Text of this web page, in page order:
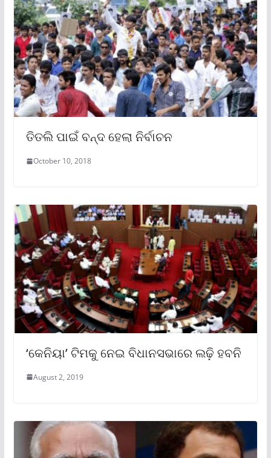
ତିତଲି ପାଇଁ ବନ୍ଦ ହେଲା ନିର୍ବାଚନ
October 10, 2018
‘କେନିୟା’ ଟିମକୁ ନେଇ ବିଧାନସଭାରେ ଲଢ଼ି ହବନି
August 2, 2019